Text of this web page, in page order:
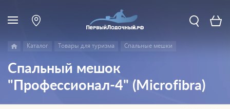
Каталог Товары для туризма Спальные мешки
Спальный мешок
"Профессионал-4" (Microfibra)